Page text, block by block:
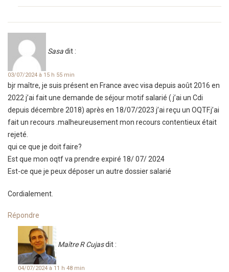
Sasadit :
03/07/2024 à 15 h 55 min
bjr maître, je suis présent en France avec visa depuis août 2016 en
2022 j’ai fait une demande de séjour motif salarié ( j’ai un Cdi
depuis décembre 2018) après en 18/07/2023 j’ai reçu un OQTF.j’ai
fait un recours .malheureusement mon recours contentieux était
rejeté.
qui ce que je doit faire?
Est que mon oqtf va prendre expiré 18/ 07/ 2024
Est-ce que je peux déposer un autre dossier salarié
Cordialement.
Répondre
Maître R Cujasdit :
04/07/2024 à 11 h 48 min